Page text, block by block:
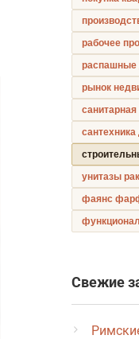
рабочее
распашные
рынок
унитазы
фаянс
Свежие